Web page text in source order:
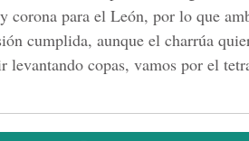
corona para el León, por lo que
cumplida, aunque el charrúa
levantando copas, vamos por el